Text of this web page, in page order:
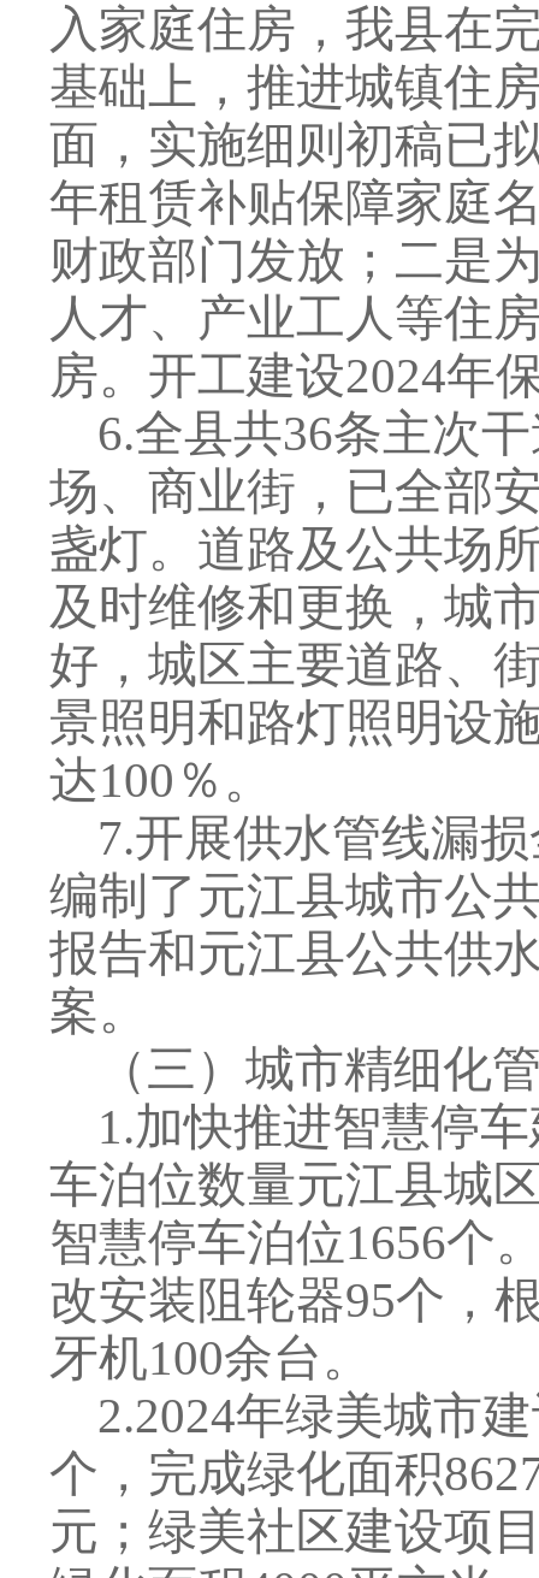
入家庭住房，我县在
基础上，推进城镇住
面，实施细则初稿已
年租赁补贴保障家庭
财政部门发放；二是
人才、产业工人等住
房。开工建设2024年
6.全县共36条主次
场、商业街，已全部
盏灯。道路及公共场
及时维修和更换，城
好，城区主要道路、
景照明和路灯照明设
达100 ％。
7.开展供水管线漏
编制了元江县城市公
报告和元江县公共供
案。
（三）城市精细化
1.加快推进智慧停
车泊位数量元江县城
智慧停车泊位1656个
改安装阻轮器95个，
牙机100余台。
2.2024年绿美城市
个，完成绿化面积
元；绿美社区建设项